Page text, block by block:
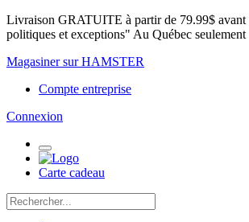
Livraison GRATUITE à partir de 79.99$ avant
politiques et exceptions" Au Québec seulement
Magasiner sur HAMSTER
Compte entreprise
Connexion
Carte cadeau